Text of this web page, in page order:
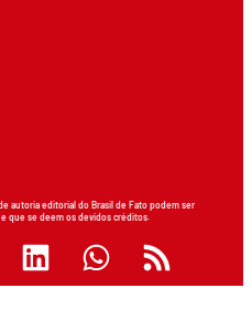
autoria editorial do Brasil de Fato podem ser
que se deem os devidos créditos.